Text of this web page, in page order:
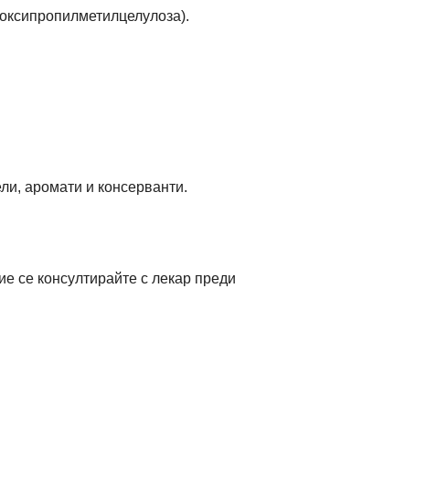
аромати и консерванти.
се консултирайте с лекар преди